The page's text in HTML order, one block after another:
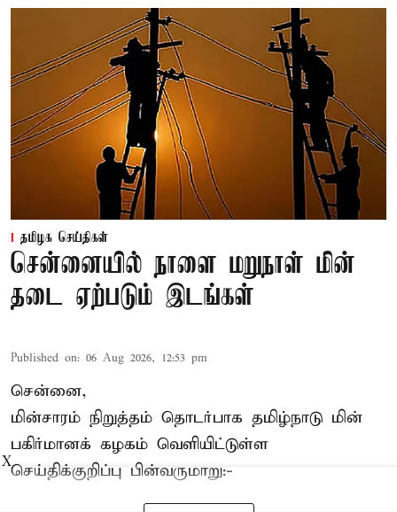
தமிழக செய்திகள்
சென்னையில் நாளை மறுநாள் மின்
தடை ஏற்படும் இடங்கள்
Published on: 06 Aug 2026, 12:53 pm
சென்னை,
மின்சாரம் நிறுத்தம் தொடர்பாக தமிழ்நாடு மின்
பகிர்மானக் கழகம் வெளியிட்டுள்ள
செய்திக்குறிப்பு பின்வருமாறு:-
X